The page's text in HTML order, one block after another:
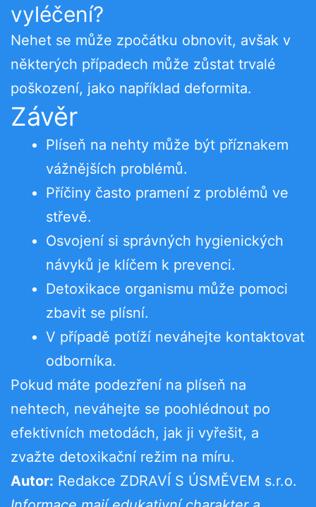
vyléčení?
Nehet se může zpočátku obnovit, avšak v
některých případech může zůstat trvalé
poškození, jako například deformita.
Závěr
Plíseň na nehty může být příznakem
vážnějších problémů.
Příčiny často pramení z problémů ve
střevě.
Osvojení si správných hygienických
návyků je klíčem k prevenci.
Detoxikace organismu může pomoci
zbavit se plísní.
V případě potíží neváhejte kontaktovat
odborníka.
Pokud máte podezření na plíseň na
nehtech, neváhejte se poohlédnout po
efektivních metodách, jak ji vyřešit, a
zvažte detoxikační režim na míru.
Autor: Redakce ZDRAVÍ S ÚSMĚVEM s.r.o.